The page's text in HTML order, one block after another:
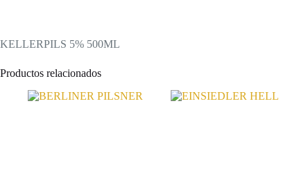
KELLERPILS 5% 500ML
Productos relacionados